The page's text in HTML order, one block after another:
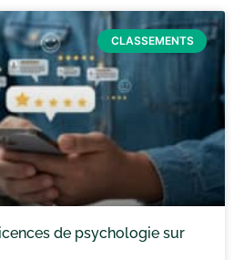
CLASSEMENTS
de psychologie sur